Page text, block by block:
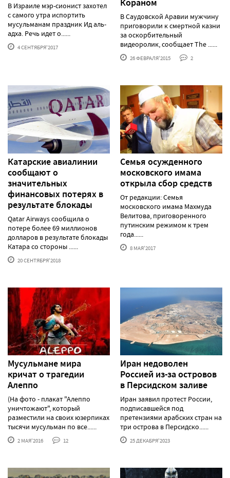
В Израиле мэр-сионист захотел
с самого утра испортить
мусульманам праздник Ид аль-
адха. Речь идет о......
4 СЕНТЯБРЯ'2017
Кораном
В Саудовской Аравии мужчину
приговорили к смертной казни
за оскорбительный
видеоролик, сообщает The ......
26 ФЕВРАЛЯ'2015 2
Катарские авиалинии
сообщают о
значительных
финансовых потерях в
результате блокады
Qatar Airways сообщила о
потере более 69 миллионов
долларов в результате блокады
Катара со стороны ......
20 СЕНТЯБРЯ'2018
Семья осужденного
московского имама
открыла сбор средств
От редакции: Семья
московского имама Махмуда
Велитова, приговоренного
путинским режимом к трем
года......
8 МАЯ'2017
Мусульмане мира
кричат о трагедии
Алеппо
(На фото - плакат "Алеппо
уничтожают", который
разместили на своих юзерпиках
тысячи мусульман по все......
2 МАЯ'2016 12
Иран недоволен
Россией из-за островов
в Персидском заливе
Иран заявил протест России,
подписавшейся под
претензиями арабских стран на
три острова в Персидско......
25 ДЕКАБРЯ'2023